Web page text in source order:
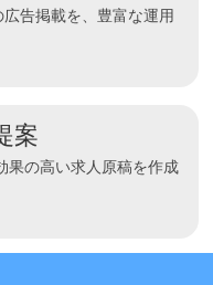
告掲載を、豊富な運用
案
果の高い求人原稿を作成